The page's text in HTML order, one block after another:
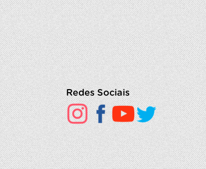
Redes Sociais